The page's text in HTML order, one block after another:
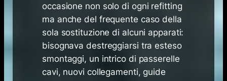
occasione non solo di ogni refitting
ma anche del frequente caso della
sola sostituzione di alcuni apparati:
bisognava destreggiarsi tra esteso
smontaggi, un intrico di passerelle
cavi, nuovi collegamenti, guide